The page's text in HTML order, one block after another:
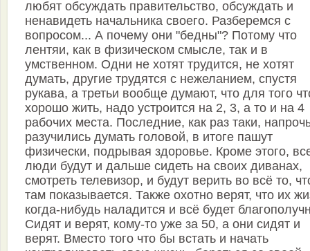
любят обсуждать правительство, обсуждать и
ненавидеть начальника своего. Разберемся с
вопросом... А почему они "бедны"? Потому что
лентяи, как в физическом смысле, так и в
умственном. Одни не хотят трудится, не хотят
думать, другие трудятся с нежеланием, спустя
рукава, а третьи вообще думают, что для того
хорошо жить, надо устроится на 2, 3, а то и на 4
рабочих места. Последние, как раз таки,
разучились думать головой, в итоге пашут
физически, подрывая здоровье. Кроме этого,
люди будут и дальше сидеть на своих диванах,
смотреть телевизор, и будут верить во всё то,
там показывается. Также охотно верят, что их
когда-нибудь наладится и всё будет
Сидят и верят, кому-то уже за 50, а они сидят и
верят. Вместо того что бы встать и начать